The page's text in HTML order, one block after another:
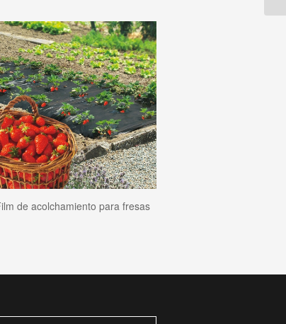
de acolchamiento para fresas